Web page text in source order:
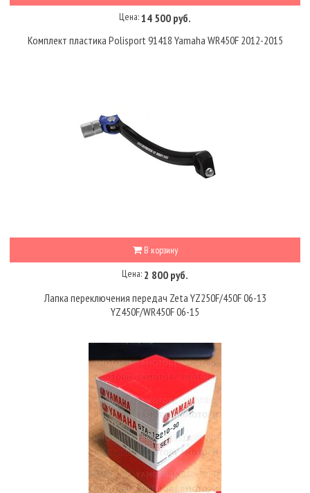
Цена:14 500 руб.
Комплект пластика Polisport 91418 Yamaha WR450F 2012-2015
В корзину
Цена: 2 800 руб.
Лапка переключения передач Zeta YZ250F/450F 06-13
YZ450F/WR450F 06-15